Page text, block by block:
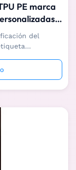
PE marca
del
con etiqueta
la cabra se